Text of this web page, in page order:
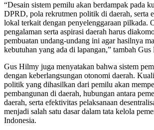
“Desain sistem pemilu akan berdampak pada
DPRD, pola rekrutmen politik di daerah, serta
lokal terkait dengan penyelenggaraan pilkada.
pengalaman serta aspirasi daerah harus
pembuatan undang-undang ini agar hasilnya
kebutuhan yang ada di lapangan,” tambah
Gus Hilmy juga menyatakan bahwa sistem
dengan keberlangsungan otonomi daerah.
politik yang dihasilkan dari pemilu akan
pembangunan di daerah, hubungan antara
daerah, serta efektivitas pelaksanaan
menjadi salah satu dasar dalam tata kelola
Indonesia.